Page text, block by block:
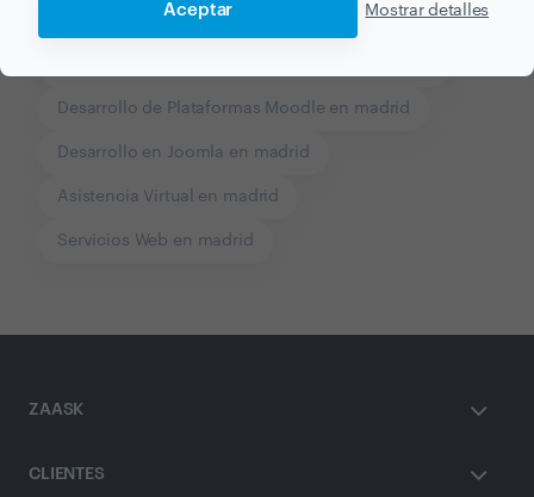
Aceptar Mostrar detalles
Seguridad Informática en madrid
Desarrollo de Plataformas Moodle en madrid
Desarrollo en Joomla en madrid
Asistencia Virtual en madrid
Servicios Web en madrid
ZAASK
CLIENTES